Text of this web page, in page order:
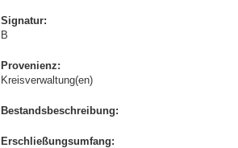
Signatur:
B
Provenienz:
Kreisverwaltung(en)
Bestandsbeschreibung:
Erschließungsumfang: